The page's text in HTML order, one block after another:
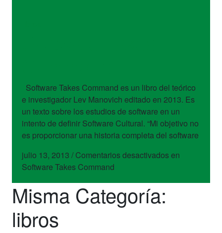
Software Takes Command es un libro del teórico
e investigador Lev Manovich editado en 2013. Es
un texto sobre los estudios de software en un
intento de definir Software Cultural. “Mi objetivo no
es proporcionar una historia completa del software
julio 13, 2013 / Comentarios desactivadosen
Software Takes Command
Misma Categoría:
libros